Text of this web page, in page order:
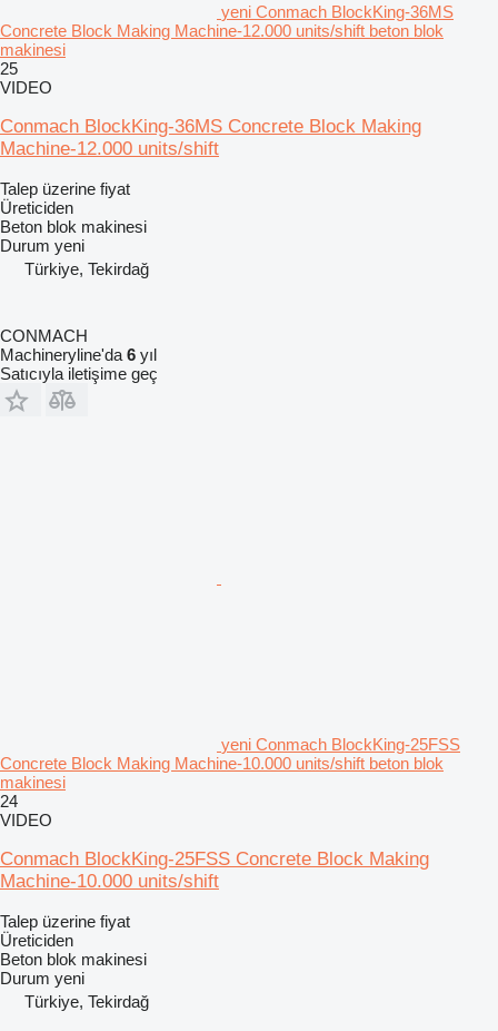
yeni Conmach BlockKing-36MS
Concrete Block Making Machine-12.000 units/shift beton blok
makinesi
25
VIDEO
Conmach BlockKing-36MS Concrete Block Making
Machine-12.000 units/shift
Talep üzerine fiyat
Üreticiden
Beton blok makinesi
Durum yeni
Türkiye, Tekirdağ
CONMACH
Machineryline'da 6 yıl
Satıcıyla iletişime geç
yeni Conmach BlockKing-25FSS
Concrete Block Making Machine-10.000 units/shift beton blok
makinesi
24
VIDEO
Conmach BlockKing-25FSS Concrete Block Making
Machine-10.000 units/shift
Talep üzerine fiyat
Üreticiden
Beton blok makinesi
Durum yeni
Türkiye, Tekirdağ